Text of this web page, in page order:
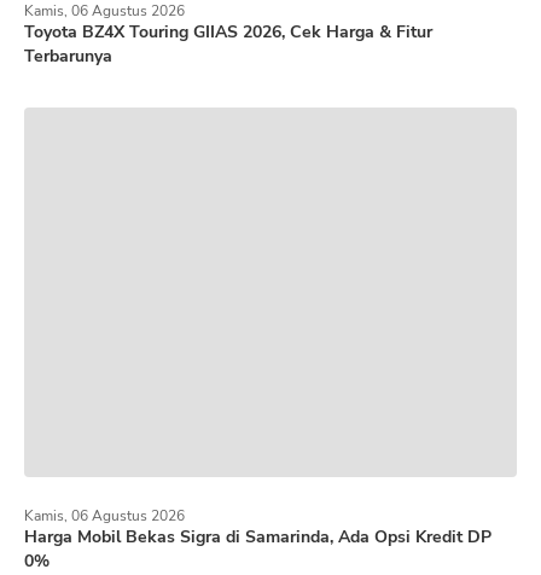
Toyota BZ4X Touring GIIAS 2026, Cek Harga & Fitur
Terbarunya
Kamis, 06 Agustus 2026
Harga Mobil Bekas Sigra di Samarinda, Ada Opsi Kredit DP
0%
Kamis, 06 Agustus 2026